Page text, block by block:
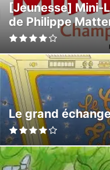
[Jeunesse] Mini-
de Philippe
Le grand